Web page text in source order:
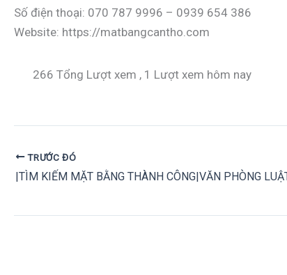
Số điện thoại: 070 787 9996 – 0939 654 386
Website: https://matbangcantho.com
266 Tổng Lượt xem , 1 Lượt xem hôm nay
TRƯỚC ĐÓ